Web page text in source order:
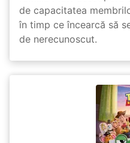
de capacitatea
în timp ce încearcă să
de nerecunoscut.